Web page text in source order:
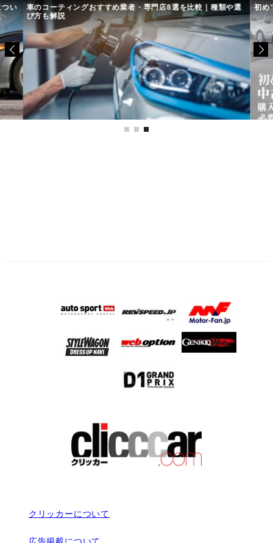
い 車のコーティングおすすめ業者・専門店8選を比較｜種類や選
び方も解説
初め
クリッカーについて
広告掲載について